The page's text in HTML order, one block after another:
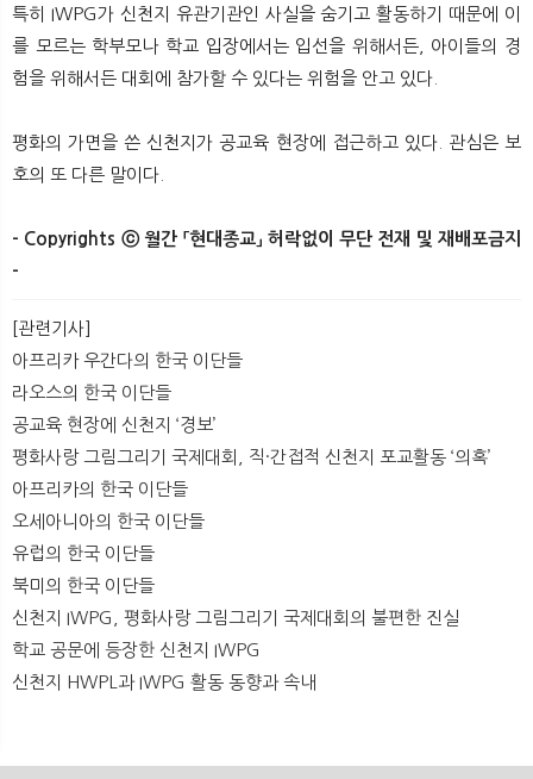
특히 IWPG가 신천지 유관기관인 사실을 숨기고 활동하기 때문에 이
를 모르는 학부모나 학교 입장에서는 입선을 위해서든, 아이들의 경
험을 위해서든 대회에 참가할 수 있다는 위험을 안고 있다.
평화의 가면을 쓴 신천지가 공교육 현장에 접근하고 있다. 관심은 보
호의 또 다른 말이다.
- Copyrights ⓒ 월간 「현대종교」 허락없이 무단 전재 및 재배포금지
-
[관련기사]
아프리카 우간다의 한국 이단들
라오스의 한국 이단들
공교육 현장에 신천지 ‘경보’
평화사랑 그림그리기 국제대회, 직·간접적 신천지 포교활동 ‘의혹’
아프리카의 한국 이단들
오세아니아의 한국 이단들
유럽의 한국 이단들
북미의 한국 이단들
신천지 IWPG, 평화사랑 그림그리기 국제대회의 불편한 진실
학교 공문에 등장한 신천지 IWPG
신천지 HWPL과 IWPG 활동 동향과 속내